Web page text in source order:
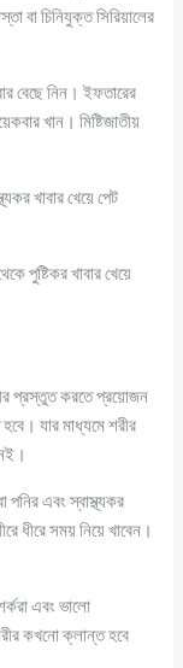
বা চিনিযুক্ত সিরিয়ালের
বেছে নিন। ইফতারের
খান। মিষ্টিজাতীয়
খাবার খেয়ে পেট
পুষ্টিকর খাবার খেয়ে
প্রস্তুত করতে প্রয়োজন
যার মাধ্যমে শরীর
এবং স্বাস্থ্যকর
ধীরে সময় নিয়ে খাবেন।
এবং ভালো
কখনো ক্লান্ত হবে